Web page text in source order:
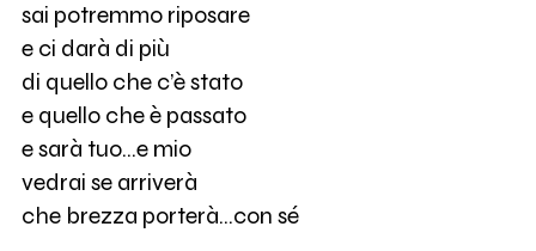
sai potremmo riposare
e ci darà di più
di quello che c’è stato
e quello che è passato
e sarà tuo…e mio
vedrai se arriverà
che brezza porterà...con sé